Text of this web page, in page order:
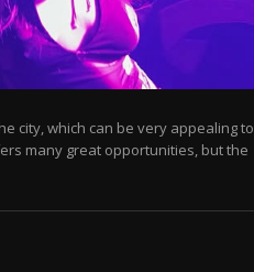
city, which can be very appealing to
many great opportunities, but the